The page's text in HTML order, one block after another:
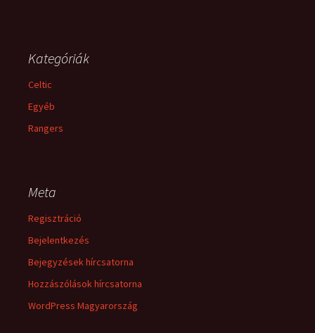
Kategóriák
Celtic
Egyéb
Rangers
Meta
Regisztráció
Bejelentkezés
Bejegyzések hírcsatorna
Hozzászólások hírcsatorna
WordPress Magyarország